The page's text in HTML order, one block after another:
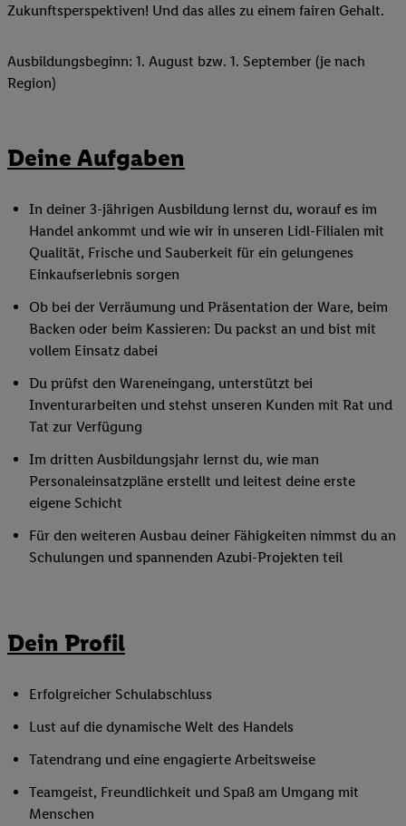
Zukunftsperspektiven! Und das alles zu einem fairen Gehalt.
Ausbildungsbeginn: 1. August bzw. 1. September (je nach
Region)
Deine Aufgaben
In deiner 3-jährigen Ausbildung lernst du, worauf es im
Handel ankommt und wie wir in unseren Lidl-Filialen mit
Qualität, Frische und Sauberkeit für ein gelungenes
Einkaufserlebnis sorgen
Ob bei der Verräumung und Präsentation der Ware, beim
Backen oder beim Kassieren: Du packst an und bist mit
vollem Einsatz dabei
Du prüfst den Wareneingang, unterstützt bei
Inventurarbeiten und stehst unseren Kunden mit Rat und
Tat zur Verfügung
Im dritten Ausbildungsjahr lernst du, wie man
Personaleinsatzpläne erstellt und leitest deine erste
eigene Schicht
Für den weiteren Ausbau deiner Fähigkeiten nimmst du an
Schulungen und spannenden Azubi-Projekten teil
Dein Profil
Erfolgreicher Schulabschluss
Lust auf die dynamische Welt des Handels
Tatendrang und eine engagierte Arbeitsweise
Teamgeist, Freundlichkeit und Spaß am Umgang mit
Menschen